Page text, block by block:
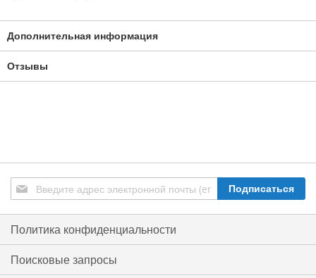
Дополнительная информация
Отзывы
Подписаться
на
нашу
рассылку:
Подписаться
Политика конфиденциальности
Поисковые запросы